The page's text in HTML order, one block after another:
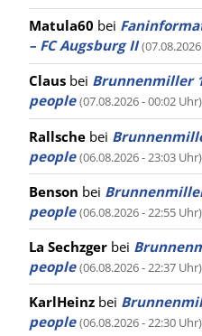
Matula60 bei
– FC Augsburg II
Claus bei Brunnenmiller
people (07.08.2026 - 00:02 Uhr)
Rallsche bei
people (06.08.2026 - 23:03 Uhr)
Benson bei
people (06.08.2026 - 22:55 Uhr)
La Sechzger bei
people (06.08.2026 - 22:37 Uhr)
KarlHeinz bei
people (06.08.2026 - 22:30 Uhr)